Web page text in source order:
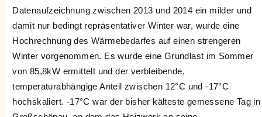
Datenaufzeichnung zwischen 2013 und 2014 ein milder und
damit nur bedingt repräsentativer Winter war, wurde eine
Hochrechnung des Wärmebedarfes auf einen strengeren
Winter vorgenommen. Es wurde eine Grundlast im Sommer
von 85,8kW ermittelt und der verbleibende,
temperaturabhängige Anteil zwischen 12°C und -17°C
hochskaliert. -17°C war der bisher kälteste gemessene Tag in